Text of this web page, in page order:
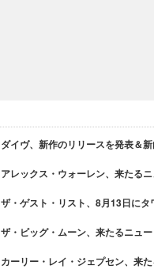
ダイヴ、新作のリリースを発表＆
アレックス・ウォーレン、来たる
ザ・ゲスト・リスト、8月13日に
ザ・ビッグ・ムーン、来たるニュ
カーリー・レイ・ジェプセン、来